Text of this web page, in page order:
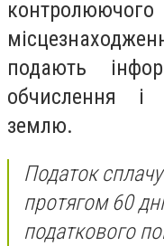
подають
обчислення
землю.
Податок
протягом 60
податкового